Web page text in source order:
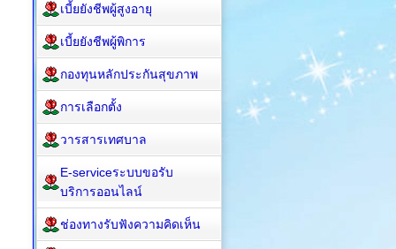
เบี้ยยังชีพผู้สูงอายุ
เบี้ยยังชีพผู้พิการ
กองทุนหลักประกันสุขภาพ
การเลือกตั้ง
วารสารเทศบาล
E-serviceระบบขอรับ
บริการออนไลน์
ช่องทางรับฟังความคิดเห็น